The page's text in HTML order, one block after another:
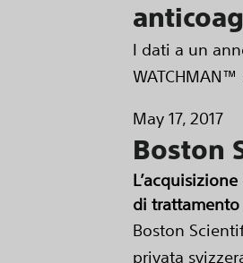
I dati a un
May 17, 2017
Boston
di
Boston
privata